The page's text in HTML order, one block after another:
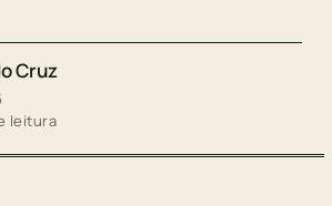
Cruz
leitura